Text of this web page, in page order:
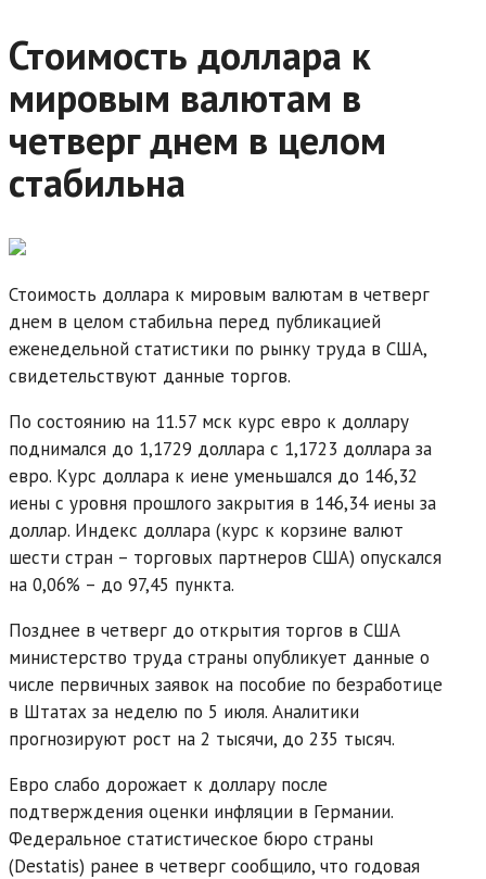
Стоимость доллара к
мировым валютам в
четверг днем в целом
стабильна
Стоимость доллара к мировым валютам в четверг
днем в целом стабильна перед публикацией
еженедельной статистики по рынку труда в США,
свидетельствуют данные торгов.
По состоянию на 11.57 мск курс евро к доллару
поднимался до 1,1729 доллара с 1,1723 доллара за
евро. Курс доллара к иене уменьшался до 146,32
иены с уровня прошлого закрытия в 146,34 иены за
доллар. Индекс доллара (курс к корзине валют
шести стран – торговых партнеров США) опускался
на 0,06% – до 97,45 пункта.
Позднее в четверг до открытия торгов в США
министерство труда страны опубликует данные о
числе первичных заявок на пособие по безработице
в Штатах за неделю по 5 июля. Аналитики
прогнозируют рост на 2 тысячи, до 235 тысяч.
Евро слабо дорожает к доллару после
подтверждения оценки инфляции в Германии.
Федеральное статистическое бюро страны
(Destatis) ранее в четверг сообщило, что годовая